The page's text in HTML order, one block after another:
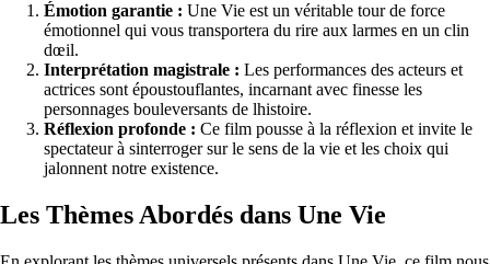
Émotion garantie : Une Vie est un véritable tour de force
émotionnel qui vous transportera du rire aux larmes en un clin
dœil.
Interprétation magistrale : Les performances des acteurs et
actrices sont époustouflantes, incarnant avec finesse les
personnages bouleversants de lhistoire.
Réflexion profonde : Ce film pousse à la réflexion et invite le
spectateur à sinterroger sur le sens de la vie et les choix qui
jalonnent notre existence.
Les Thèmes Abordés dans Une Vie